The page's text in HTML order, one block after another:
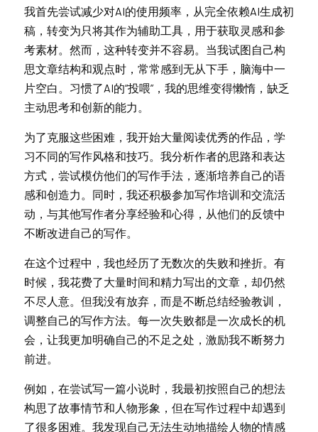
我首先尝试减少对AI的使用频率，从完全依赖AI生成初
稿，转变为只将其作为辅助工具，用于获取灵感和参
考素材。然而，这种转变并不容易。当我试图自己构
思文章结构和观点时，常常感到无从下手，脑海中一
片空白。习惯了AI的“投喂”，我的思维变得懒惰，缺乏
主动思考和创新的能力。
为了克服这些困难，我开始大量阅读优秀的作品，学
习不同的写作风格和技巧。我分析作者的思路和表达
方式，尝试模仿他们的写作手法，逐渐培养自己的语
感和创造力。同时，我还积极参加写作培训和交流活
动，与其他写作者分享经验和心得，从他们的反馈中
不断改进自己的写作。
在这个过程中，我也经历了无数次的失败和挫折。有
时候，我花费了大量时间和精力写出的文章，却仍然
不尽人意。但我没有放弃，而是不断总结经验教训，
调整自己的写作方法。每一次失败都是一次成长的机
会，让我更加明确自己的不足之处，激励我不断努力
前进。
例如，在尝试写一篇小说时，我最初按照自己的想法
构思了故事情节和人物形象，但在写作过程中却遇到
了很多困难。我发现自己无法生动地描绘人物的情感